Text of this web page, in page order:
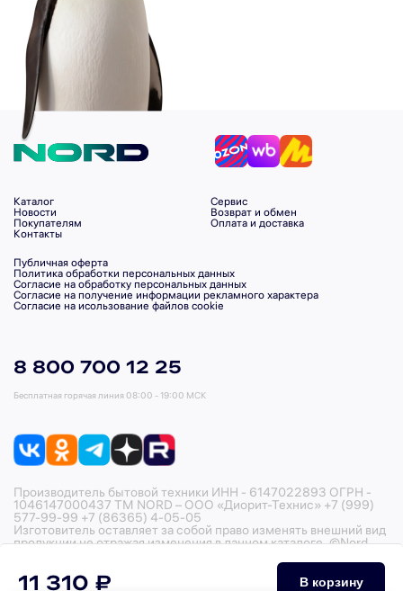
Каталог
Новости
Покупателям
Контакты
Сервис
Возврат и обмен
Оплата и доставка
Публичная оферта
Политика обработки персональных данных
Согласие на обработку персональных данных
Согласие на получение информации рекламного характера
Согласие на исользование файлов cookie
8 800 700 12 25
Бесплатная горячая линия 08:00 - 19:00 МСК
Производитель бытовой техники ИНН - 6147022893 ОГРН -
1046147000437 ТМ NORD – ООО «Диорит-Технис» +7 (999)
577-99-99 +7 (86365) 4-05-05
Изготовитель оставляет за собой право изменять внешний вид
продукции не отражая изменения в данном каталоге. ©Nord,
11 310 ₽ В корзину